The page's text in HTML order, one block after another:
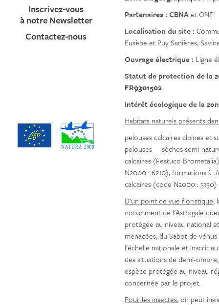
Inscrivez-vous
à notre Newsletter
Contactez-nous
Partenaires : CBNAet ONF
Localisation du site :
Eusèbe et Puy Sanières,
Ouvrage électrique : Ligne
Statut de protection de la
FR9301502
Intérêt écologique de la
Habitats naturels présents
pelouses calcaires alpines et
pelouses sèches semi-
calcaires (Festuco
N2000 : 6210), formations à
calcaires (code N2000 : 5130)
D'un point de vue floristique,
notamment de l'Astragale
protégée au niveau national
menacées, du Sabot de
l'échelle nationale et inscrit
des situations de demi-
espèce protégée au niveau
concernée par le projet.
Pour les insectes, on peut